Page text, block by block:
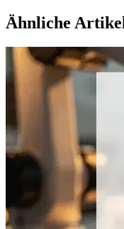
Ähnliche Artikel